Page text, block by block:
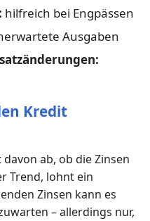
hilfreich bei Engpässen
Ausgaben
Kredit
ab, ob die Zinsen
Trend, lohnt ein
Zinsen kann es
– allerdings nur,